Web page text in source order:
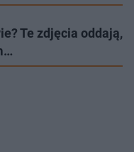
Te zdjęcia oddają,